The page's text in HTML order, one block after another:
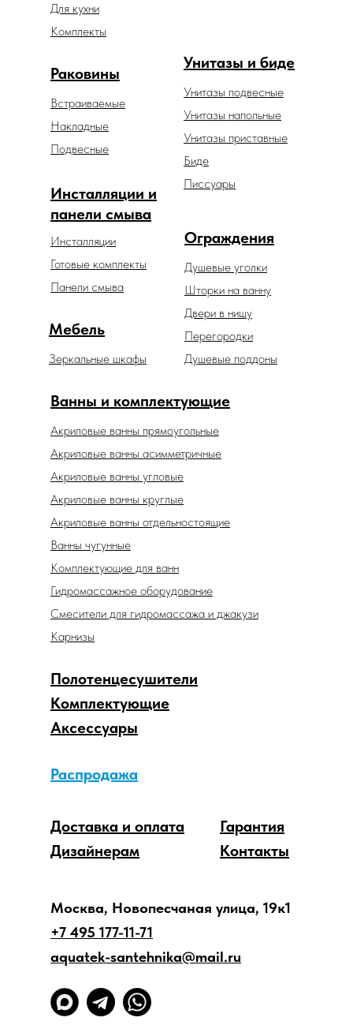
Унитазы и биде
Унитазы подвесные
Унитазы напольные
Унитазы приставные
Раковины
Встраиваемые
Накладные
Подвесные
Для кухни
Ванны и комплектующие
Акриловые ванны прямоугольные
Зеркальные шкафы
Мебель
Ограждения
Душевые уголки
Шторки на ванну
Двери в нишу
Перегородки
Аксессуары
Распродажа
Комплектующие
Дизайнерам
Доставка и оплата
Гарантия
Контакты
Биде
Душевые поддоны
Акриловые ванны отдельностоящие
Акриловые ванны асимметричные
Акриловые ванны угловые
Акриловые ванны круглые
Ванны чугунные
Комплектующие для ванн
Гидромассажное оборудование
Смесители для гидромассажа и джакузи
Карнизы
Полотенцесушители
Инсталляции и
панели смыва
Инсталляции
Готовые комплекты
Панели смыва
Комплекты
Писсуары
Москва, Новопесчаная улица, 19к1
+7 495 177-11-71
aquatek-santehnika@mail.ru